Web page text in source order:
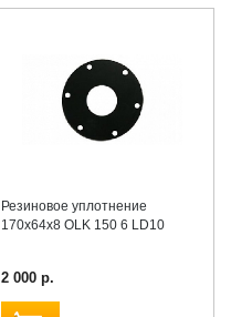
Резиновое уплотнение
170x64x8 OLK 150 6 LD10
2 000 р.